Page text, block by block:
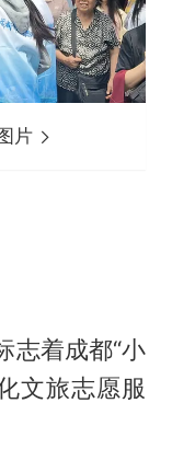
片
志着成都“小
文旅志愿服